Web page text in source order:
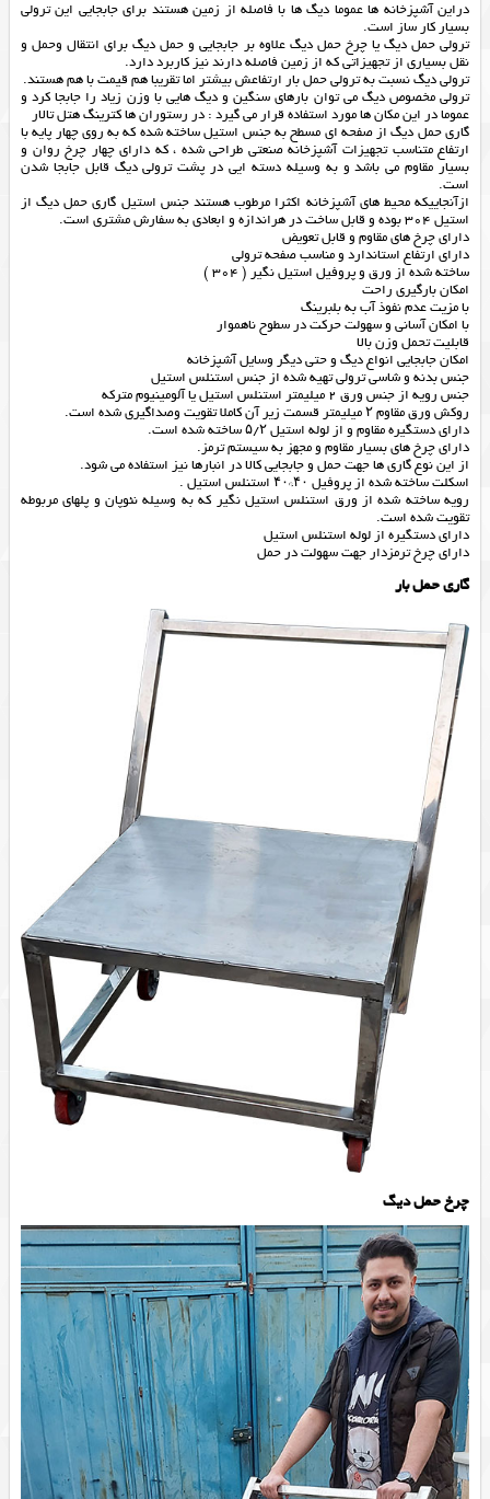
دراین آشپزخانه ها عموما دیگ ها با فاصله از زمین هستند برای جابجایی این ترولی
بسیار کار ساز است.
ترولی حمل دیگ یا چرخ حمل دیگ علاوه بر جابجایی و حمل دیگ برای انتقال وحمل و
نقل بسیاری از تجهیزاتی که از زمین فاصله دارند نیز کاربرد دارد.
ترولی دیگ نسبت به ترولی حمل بار ارتفاعش بیشتر اما تقریبا هم قیمت با هم هستند.
ترولی مخصوص دیگ می توان بارهای سنگین و دیگ هایی با وزن زیاد را جابجا کرد و
عموما در این مکان ها مورد استفاده قرار می گیرد : در رستوران ها کترینگ هتل تالار
گاری حمل دیگ از صفحه ای مسطح به جنس استیل ساخته شده که به روی چهار پایه با
ارتفاع متناسب تجهیزات آشپزخانه صنعتی طراحی شده ، که دارای چهار چرخ روان و
بسیار مقاوم می باشد و به وسیله دسته ایی در پشت ترولی دیگ قابل جابجا شدن
است.
ازآنجاییکه محیط های آشپزخانه اکثرا مرطوب هستند جنس استیل گاری حمل دیگ از
استیل 304 بوده و قابل ساخت در هراندازه و ابعادی به سفارش مشتری است.
دارای چرخ های مقاوم و قابل تعویض
دارای ارتفاع استاندارد و مناسب صفحه ترولی
ساخته شده از ورق و پروفیل استیل نگیر ( 304 )
امکان بارگیری راحت
با مزیت عدم نفوذ آب به بلبرینگ
با امکان آسانی و سهولت حرکت در سطوح ناهموار
قابلیت تحمل وزن بالا
امکان جابجایی انواع دیگ و حتی دیگر وسایل آشپزخانه
جنس بدنه و شاسی ترولی تهیه شده از جنس استنلس استیل
جنس رویه از جنس ورق 2 میلیمتر استنلس استیل یا آلومینیوم مترکه
روکش ورق مقاوم ۲ میلیمتر قسمت زیر آن کاملا تقویت وصداگیری شده است.
دارای دستگیره مقاوم و از لوله استیل ۵/۲ ساخته شده است.
دارای چرخ های بسیار مقاوم و مجهز به سیستم ترمز.
از این نوع گاری ها جهت حمل و جابجایی کالا در انبارها نیز استفاده می شود.
اسکلت ساخته شده از پروفیل ۴۰*۴۰ استنلس استیل .
رویه ساخته شده از ورق استنلس استیل نگیر که به وسیله نئوپان و پلهای مربوطه
تقویت شده است.
دارای دستگیره از لوله استنلس استیل
دارای چرخ ترمزدار جهت سهولت در حمل
گاری حمل بار
چرخ حمل دیگ